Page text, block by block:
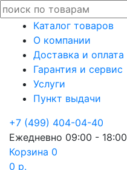
Каталог товаров
О компании
Доставка и оплата
Гарантия и сервис
Услуги
Пункт выдачи
+7 (499) 404-04-40
Ежедневно 09:00 - 18:00
Корзина 0
0 р.